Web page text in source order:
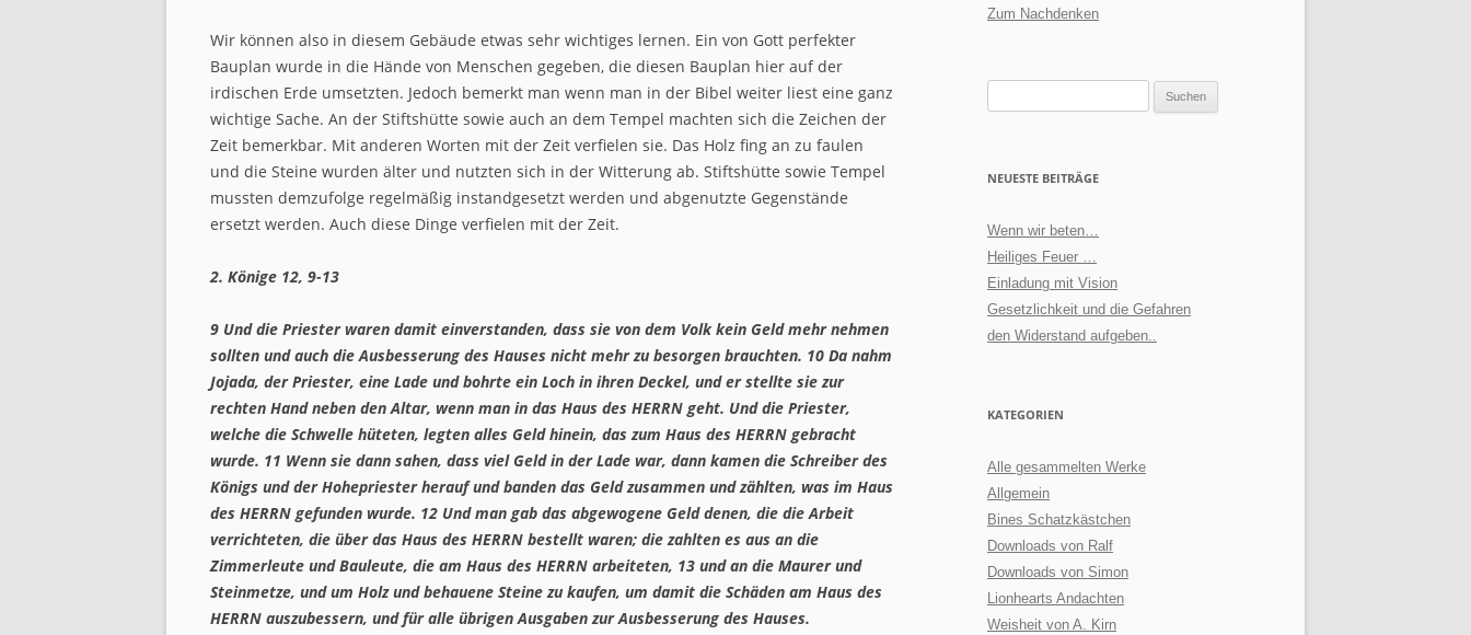
Wir können also in diesem Gebäude etwas sehr wichtiges lernen. Ein von Gott perfekter
Bauplan wurde in die Hände von Menschen gegeben, die diesen Bauplan hier auf der
irdischen Erde umsetzten. Jedoch bemerkt man wenn man in der Bibel weiter liest eine ganz
wichtige Sache. An der Stiftshütte sowie auch an dem Tempel machten sich die Zeichen der
Zeit bemerkbar. Mit anderen Worten mit der Zeit verfielen sie. Das Holz fing an zu faulen
und die Steine wurden älter und nutzten sich in der Witterung ab. Stiftshütte sowie Tempel
mussten demzufolge regelmäßig instandgesetzt werden und abgenutzte Gegenstände
ersetzt werden. Auch diese Dinge verfielen mit der Zeit.
2. Könige 12, 9-13
9 Und die Priester waren damit einverstanden, dass sie von dem Volk kein Geld mehr nehmen
sollten und auch die Ausbesserung des Hauses nicht mehr zu besorgen brauchten. 10 Da nahm
Jojada, der Priester, eine Lade und bohrte ein Loch in ihren Deckel, und er stellte sie zur
rechten Hand neben den Altar, wenn man in das Haus des HERRN geht. Und die Priester,
welche die Schwelle hüteten, legten alles Geld hinein, das zum Haus des HERRN gebracht
wurde. 11 Wenn sie dann sahen, dass viel Geld in der Lade war, dann kamen die Schreiber des
Königs und der Hohepriester herauf und banden das Geld zusammen und zählten, was im Haus
des HERRN gefunden wurde. 12 Und man gab das abgewogene Geld denen, die die Arbeit
verrichteten, die über das Haus des HERRN bestellt waren; die zahlten es aus an die
Zimmerleute und Bauleute, die am Haus des HERRN arbeiteten, 13 und an die Maurer und
Steinmetze, und um Holz und behauene Steine zu kaufen, um damit die Schäden am Haus des
HERRN auszubessern, und für alle übrigen Ausgaben zur Ausbesserung des Hauses.
Zum Nachdenken
NEUESTE BEITRÄGE
Wenn wir beten…
Heiliges Feuer …
Einladung mit Vision
Gesetzlichkeit und die Gefahren
den Widerstand aufgeben..
KATEGORIEN
Alle gesammelten Werke
Allgemein
Bines Schatzkästchen
Downloads von Ralf
Downloads von Simon
Lionhearts Andachten
Weisheit von A. Kirn